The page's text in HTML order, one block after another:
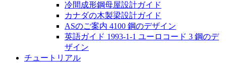
冷間成形鋼母屋設計ガイド
カナダの木製梁設計ガイド
ASのご案内 4100 鋼のデザイン
英語ガイド 1993-1-1 ユーロコード 3 鋼のデ
ザイン
チュートリアル